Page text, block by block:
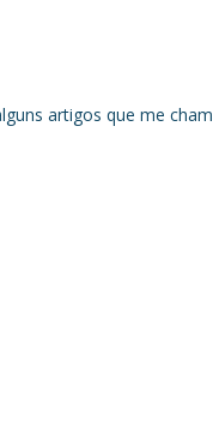
artigos que me